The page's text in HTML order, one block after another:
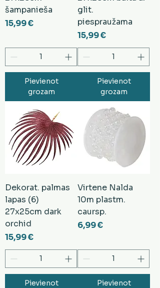
šampanieša
Cena
15,99 €
Pievienot
grozam
glit.
piespraužama
Cena
15,99 €
Pievienot
grozam
Dekorat. palmas
lapas (6)
27x25cm dark
orchid
Cena
15,99 €
Pievienot
Virtene Nalda
10m plastm.
caursp.
Cena
6,99 €
Pievienot